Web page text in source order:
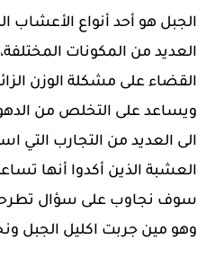
الجبل هو أحد أنواع الأعشاب
العديد من المكونات
القضاء على مشكلة الوزن
ويساعد على التخلص من
الى العديد من التجارب
العشبة الذين أكدوا أنها
سوف نجاوب على سؤال تطرحه
وهو مين جربت اكليل الجبل